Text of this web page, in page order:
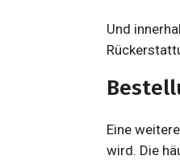
Und
Eine
wird. Die